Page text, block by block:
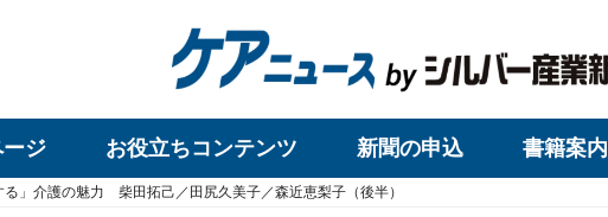
ージ お役立ちコンテンツ 新聞の申込 書籍案内
る」介護の魅力 柴田拓己／田尻久美子／森近恵梨子（後半）